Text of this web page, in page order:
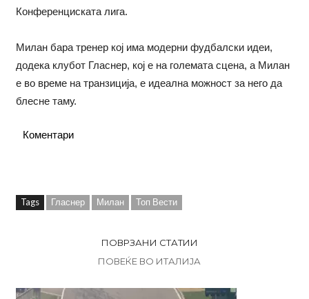
Конференциската лига.
Милан бара тренер кој има модерни фудбалски идеи,
додека клубот Гласнер, кој е на големата сцена, а Милан
е во време на транзиција, е идеална можност за него да
блесне таму.
Коментари
Tags Гласнер Милан Топ Вести
ПОВРЗАНИ СТАТИИ
ПОВЕЌЕ ВО ИТАЛИЈА